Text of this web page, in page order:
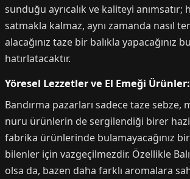
sunduğu ayrıcalık ve kaliteyi anımsatır;
satmakla kalmaz, aynı zamanda nasıl
alacağınız taze bir balıkla
hatırlatacaktır.
Yöresel Lezzetler ve El Emeği
Bandırma pazarları sadece taze
nuru ürünlerin de sergilendiği birer
fabrika ürünlerinde bulamayacağınız
bilenler için vazgeçilmezdir. Özellikle
olsa da, bazen daha farklı aromalara